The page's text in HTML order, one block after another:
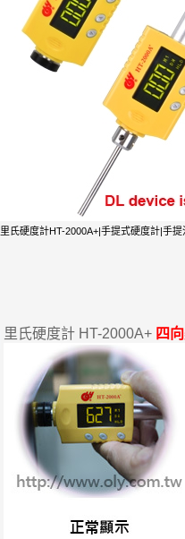
里氏硬度計HT-2000A+|手提式硬度計|手
里氏硬度計 HT-2000A+ 四